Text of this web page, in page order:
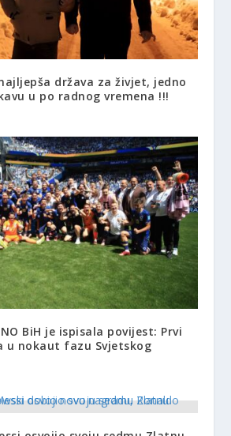
država za živjet, jedno
u po radnog vremena !!!
BiH je ispisala povijest: Prvi
u nokaut fazu Svjetskog